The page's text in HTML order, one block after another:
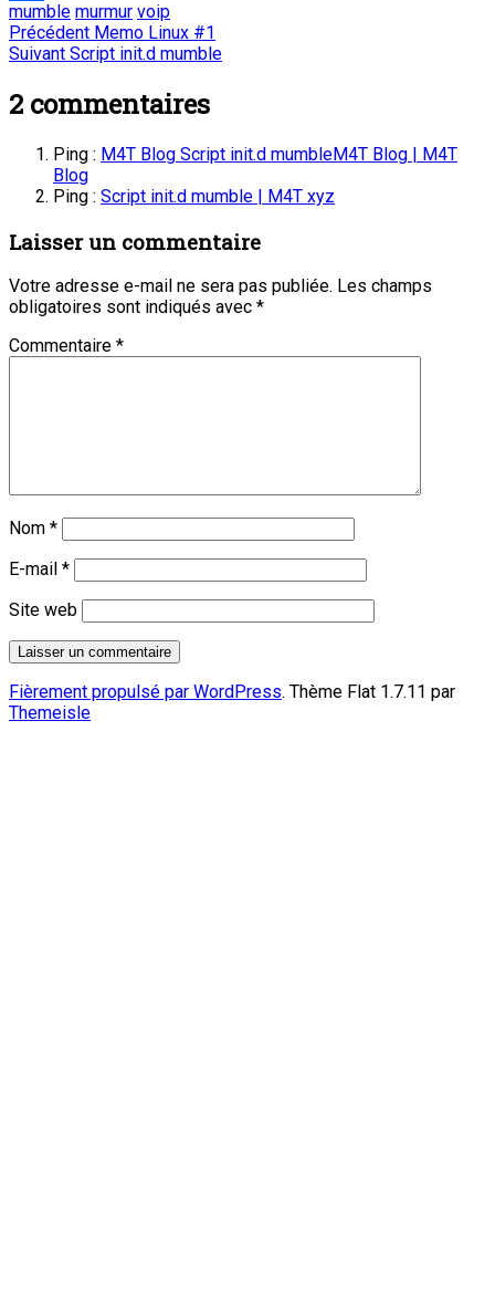
Partager
mumble murmur voip
Navigation
de
l’article
Précédent Article
précédent
Memo Linux #1
Suivant Article
:
Script init.d mumble
2 commentaires
Ping : M4T Blog Script init.d mumbleM4T Blog | M4T
Blog
Ping : Script init.d mumble | M4T xyz
Laisser un commentaire
Votre adresse e-mail ne sera pas publiée. Les champs
obligatoires sont indiqués avec *
Commentaire *
Nom *
E-mail *
Site web
Fièrement propulsé par WordPress. Thème Flat 1.7.11 par
Themeisle